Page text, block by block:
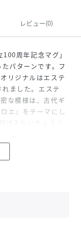
レビュー(0)
周年記念マグ」
パターンです。フ
リジナルはエステ
ました。エステ
な模様は、古代ギ
エ』をテーマにし
げ入れにちょうど
す。商品により、
がございますが、